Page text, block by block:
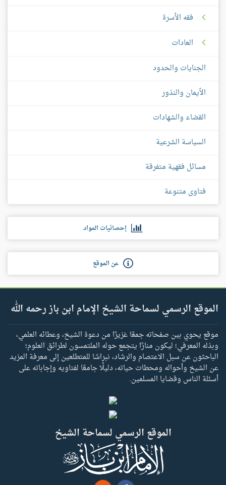
فقه الأسرة
العادات
الجنايات والحدود
الأيمان والنذور
القضاء والشهادات
السياسة الشرعية
مسائل فقهية متفرقة
فتاوى متنوعة
إحصائيات المواد
عن الموقع
الموقع الرسمي لسماحة الشيخ الإمام ابن باز رحمه الله
موقع يحوي بين صفحاته جمعًا غزيرًا من دعوة الشيخ، وعطائه العلمي،
وبذله المعرفي؛ ليكون منارًا يتجمع حوله الملتمسون لطرائق العلوم؛
الباحثون عن سبل الاعتصام والرشاد، نبراسًا للمتطلعين إلى معرفة المزيد
عن الشيخ وأحواله ومحطات حياته، دليلًا جامعًا لفتاويه وإجاباته على
أسئلة الناس وقضايا المسلمين.
الموقع الرسمي لسماحة الشيخ